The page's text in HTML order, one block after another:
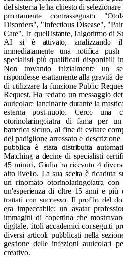
del sistema le ha chiesto di
prontamente contrassegnato
Disorders", "Infectious Disease",
Care". In quell'istante, l'algoritmo di
AI si è attivato, analizzando
immediatamente una notifica
specialisti più qualificati disponibili
Non trovando inizialmente un
rispondesse esattamente alla gravità
di utilizzare la funzione Public
Request. Ha redatto un messaggio
auricolare lancinante durante la
esterna post-nuoto. Cerco una
otorinolaringoiatra di fama per
batterica sicuro, al fine di evitare
del padiglione arrossato e
pubblica è stata distribuita
Matching a decine di specialisti
45 minuti, Giulia ha ricevuto 4
alto livello. La sua scelta è ricaduta
un rinomato otorinolaringoiatra
un'esperienza di oltre 15 anni e più
trattati con successo. Il profilo del
era impeccabile: un avatar
immagini di copertina che
digitale, titoli accademici conseguiti
diversi articoli pubblicati nella
gestione delle infezioni auricolari
creativo.